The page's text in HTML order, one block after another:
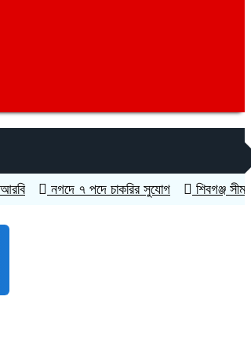
নগদে ৭ পদে চাকরির সুযোগ শিবগঞ্জ সীমান্তে